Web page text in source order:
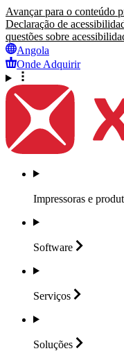
Avançar para o conteúdo
Declaração de
questões sobre
Angola
Onde Adquirir
Impressoras e
Software
Serviços
Soluções